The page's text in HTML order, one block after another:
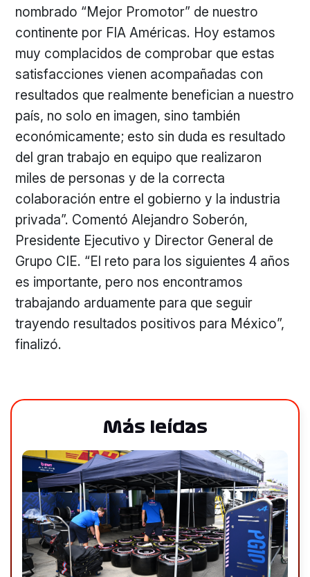
nombrado “Mejor Promotor” de nuestro
continente por FIA Américas. Hoy estamos
muy complacidos de comprobar que estas
satisfacciones vienen acompañadas con
resultados que realmente benefician a nuestro
país, no solo en imagen, sino también
económicamente; esto sin duda es resultado
del gran trabajo en equipo que realizaron
miles de personas y de la correcta
colaboración entre el gobierno y la industria
privada”. Comentó Alejandro Soberón,
Presidente Ejecutivo y Director General de
Grupo CIE. “El reto para los siguientes 4 años
es importante, pero nos encontramos
trabajando arduamente para que seguir
trayendo resultados positivos para México”,
finalizó.
Más leídas